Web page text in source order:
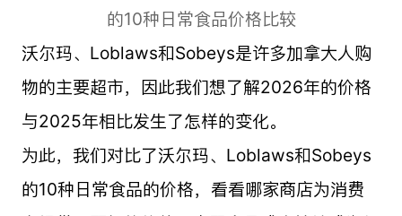
的10种日常食品价格比较
沃尔玛、Loblaws和Sobeys是许多加拿大人购
物的主要超市，因此我们想了解2026年的价格
与2025年相比发生了怎样的变化。
为此，我们对比了沃尔玛、Loblaws和Sobeys
的10种日常食品的价格，看看哪家商店为消费